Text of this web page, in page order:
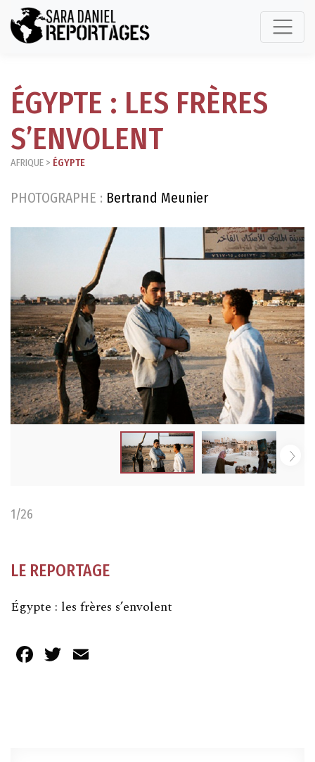
ÉGYPTE : LES FRÈRES
S’ENVOLENT
AFRIQUE > ÉGYPTE
PHOTOGRAPHE : Bertrand Meunier
1/26
LE REPORTAGE
Égypte : les frères s’envolent
Facebook
Twitter